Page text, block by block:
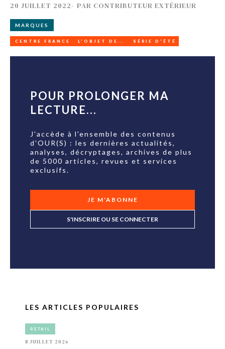
20 JUILLET 2022- PAR CONTRIBUTEUR EXTÉRIEUR
MARQUES
CENTRE FRANCE L'OBJET DE... SÉRIE D'ÉTÉ
POUR PROLONGER MA
LECTURE...
J'accède à l'ensemble des contenus
d'OUR(S) : les dernières actualités,
analyses, décryptages, archives de plus
de 5000 articles, revues et services
exclusifs.
JE M'ABONNE
S'INSCRIRE OU SE CONNECTER
LES ARTICLES POPULAIRES
RETAIL
8 JUILLET 2026